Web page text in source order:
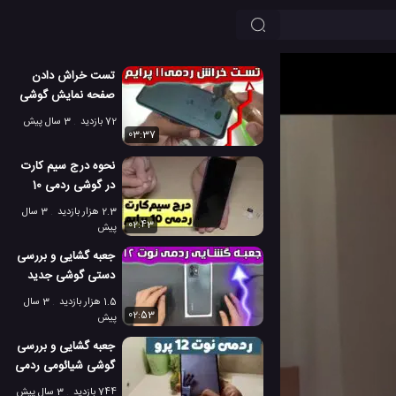
تست خراش دادن
صفحه نمایش گوشی
ردمی 11 پرایم 5g
72 بازدید
3 سال پیش
03:37
نحوه درج سیم کارت
در گوشی ردمی 10
پرایم
2.3 هزار بازدید
3 سال
پیش
02:43
جعبه گشایی و بررسی
دستی گوشی جدید
ردمی نوت 12 شیائومی
1.5 هزار بازدید
3 سال
پیش
02:53
جعبه گشایی و بررسی
گوشی شیائومی ردمی
نوت 12 پرو
744 بازدید
3 سال پیش